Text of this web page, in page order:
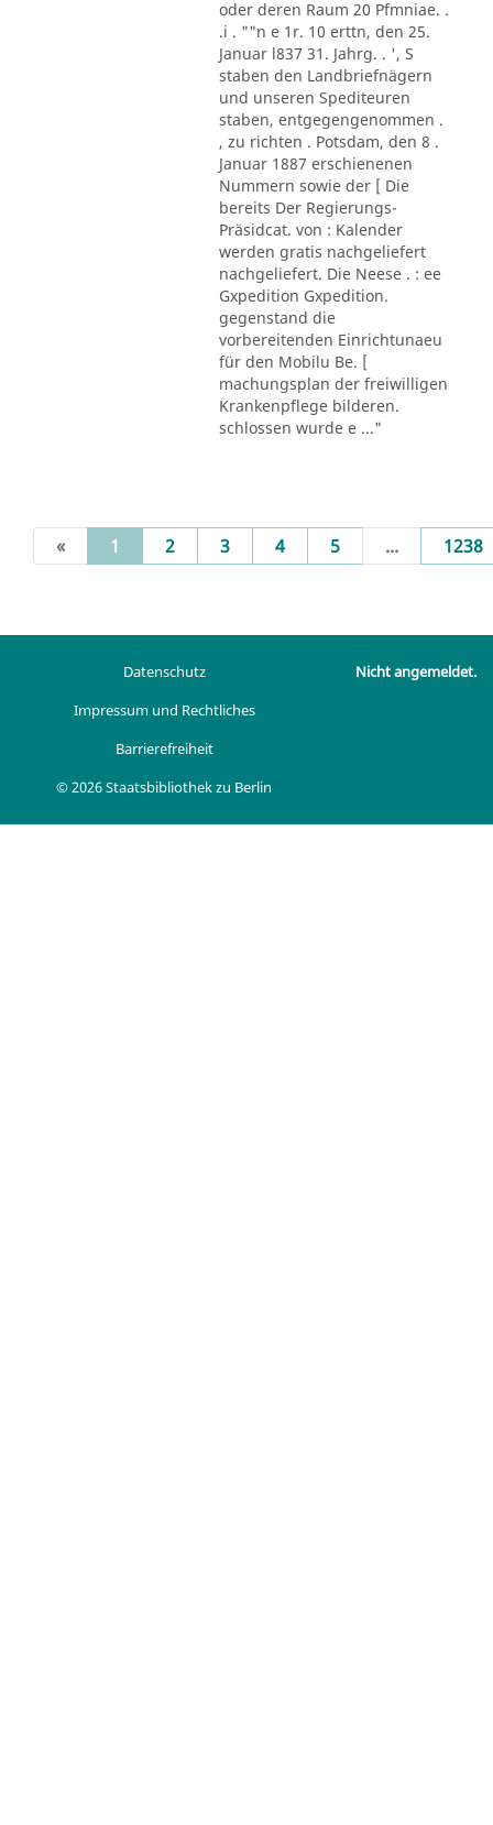
oder deren Raum 20 Pfmniae. .
.i . ""n e 1r. 10 erttn, den 25.
Januar l837 31. Jahrg. . ', S
staben den Landbriefnägern
und unseren Spediteuren
staben, entgegengenommen .
, zu richten . Potsdam, den 8 .
Januar 1887 erschienenen
Nummern sowie der [ Die
bereits Der Regierungs-
Präsidcat. von : Kalender
werden gratis nachgeliefert
nachgeliefert. Die Neese . : ee
Gxpedition Gxpedition.
gegenstand die
vorbereitenden Einrichtunaeu
für den Mobilu Be. [
machungsplan der freiwilligen
Krankenpflege bilderen.
schlossen wurde e ..."
« 1 (current)
2 3 4 5 ... 1238
Datenschutz
Impressum und Rechtliches
Barrierefreiheit
© 2026 Staatsbibliothek zu Berlin
Nicht angemeldet.